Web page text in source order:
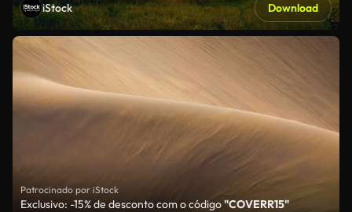
iStock Download
Patrocinado por iStock
Exclusivo: -15% de desconto com o código"COVERR15"